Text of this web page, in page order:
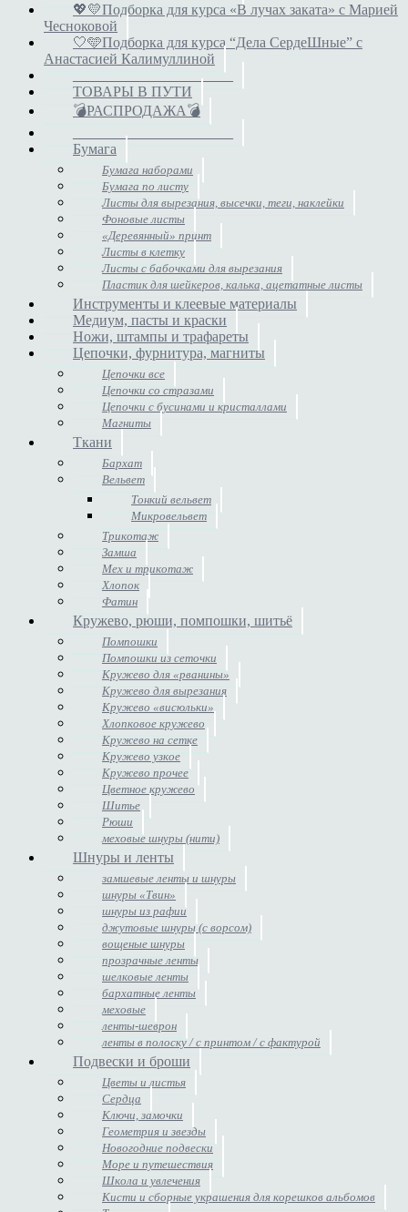
💖💛Подборка для курса «В лучах заката» с Марией
Чесноковой
🤍🩵Подборка для курса “Дела СердеШные” с
Анастасией Калимуллиной
______________________
ТОВАРЫ В ПУТИ
💣РАСПРОДАЖА💣
______________________
Бумага
Бумага наборами
Бумага по листу
Листы для вырезания, высечки, теги, наклейки
Фоновые листы
«Деревянный» принт
Листы в клетку
Листы с бабочками для вырезания
Пластик для шейкеров, калька, ацетатные листы
Инструменты и клеевые материалы
Медиум, пасты и краски
Ножи, штампы и трафареты
Цепочки, фурнитура, магниты
Цепочки все
Цепочки со стразами
Цепочки с бусинами и кристаллами
Магниты
Ткани
Бархат
Вельвет
Тонкий вельвет
Микровельвет
Трикотаж
Замша
Мех и трикотаж
Хлопок
Фатин
Кружево, рюши, помпошки, шитьё
Помпошки
Помпошки из сеточки
Кружево для «рванины»
Кружево для вырезания
Кружево «висюльки»
Хлопковое кружево
Кружево на сетке
Кружево узкое
Кружево прочее
Цветное кружево
Шитье
Рюши
меховые шнуры (нити)
Шнуры и ленты
замшевые ленты и шнуры
шнуры «Твин»
шнуры из рафии
джутовые шнуры (с ворсом)
вощеные шнуры
прозрачные ленты
шелковые ленты
бархатные ленты
меховые
ленты-шеврон
ленты в полоску / с принтом / с фактурой
Подвески и броши
Цветы и листья
Сердца
Ключи, замочки
Геометрия и звезды
Новогодние подвески
Море и путешествия
Школа и увлечения
Кисти и сборные украшения для корешков альбомов